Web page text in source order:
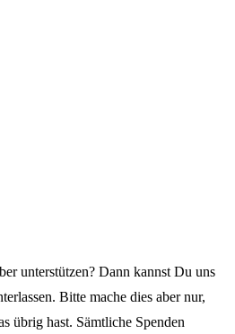
unterstützen? Dann kannst Du uns
Bitte mache dies aber nur,
übrig hast. Sämtliche Spenden